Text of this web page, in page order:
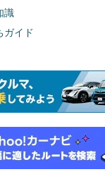
識
ガイド